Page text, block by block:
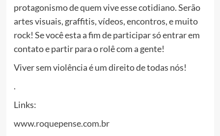
protagonismo de quem vive esse cotidiano. Serão
artes visuais, graffitis, vídeos, encontros, e muito
rock! Se você esta a fim de participar só entrar em
contato e partir para o rolê com a gente!
Viver sem violência é um direito de todas nós!
.
Links:
www.roquepense.com.br